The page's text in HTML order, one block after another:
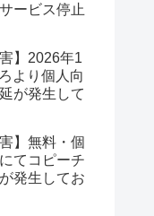
ービス停止
】2026年1
より個人向
が発生して
】無料・個
てコピーチ
発生してお